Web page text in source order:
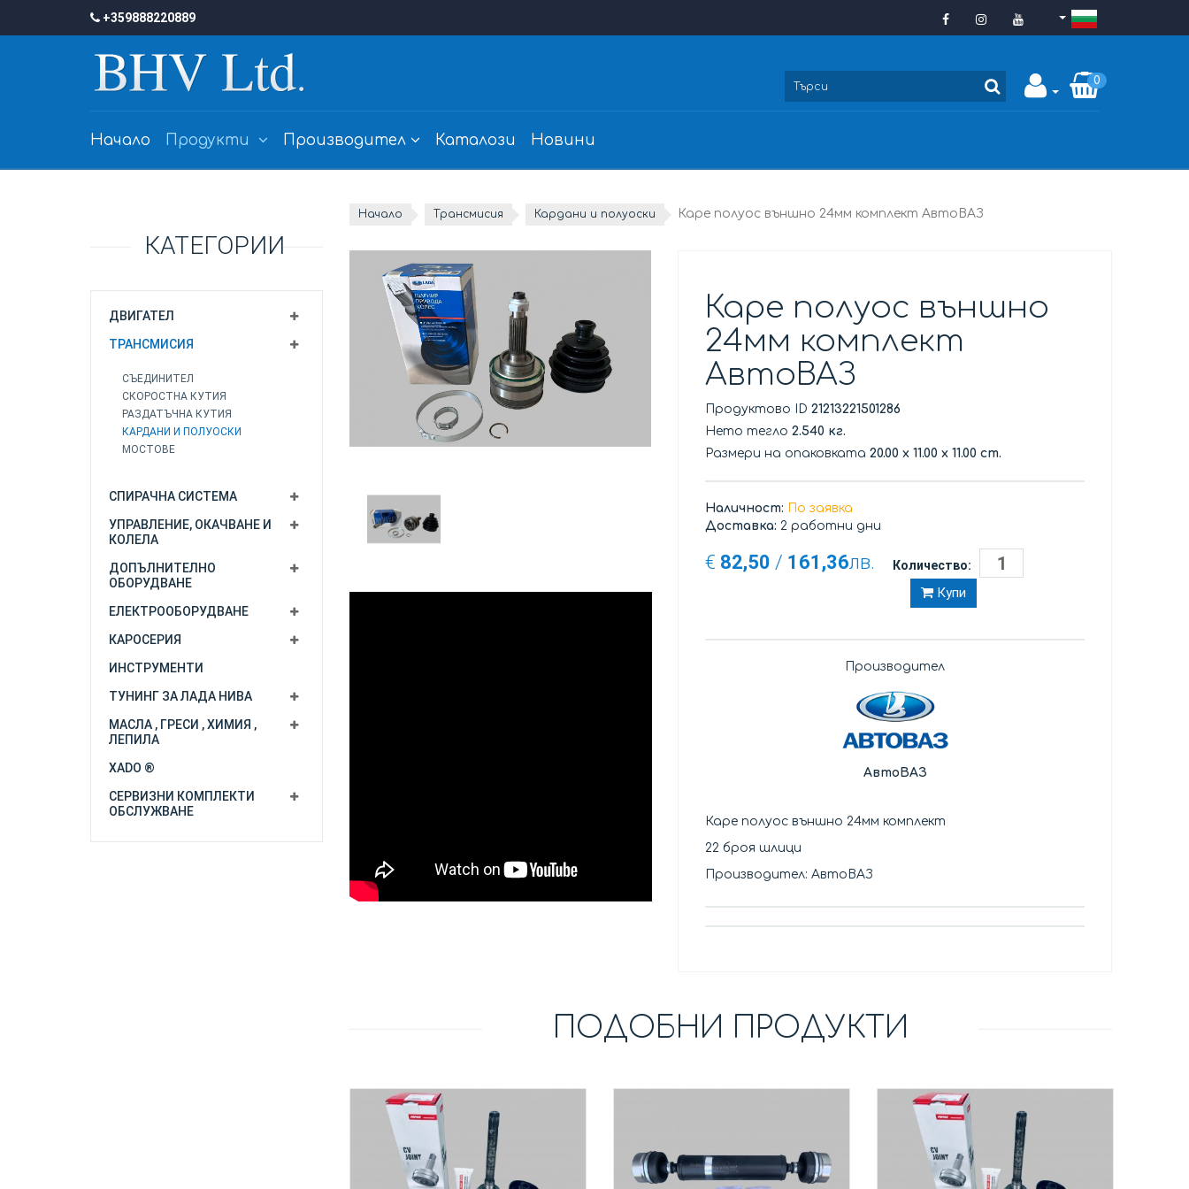
+359888220889
0
Начало Продукти Производител Каталози Новини
КАТЕГОРИИ
ДВИГАТЕЛ
ТРАНСМИСИЯ
СЪЕДИНИТЕЛ
СКОРОСТНА КУТИЯ
РАЗДАТЪЧНА КУТИЯ
КАРДАНИ И ПОЛУОСКИ
МОСТОВЕ
СПИРАЧНА СИСТЕМА
УПРАВЛЕНИЕ, ОКАЧВАНЕ И
КОЛЕЛА
ДОПЪЛНИТЕЛНО
ОБОРУДВАНЕ
ЕЛЕКТРООБОРУДВАНЕ
КАРОСЕРИЯ
ИНСТРУМЕНТИ
ТУНИНГ ЗА ЛАДА НИВА
МАСЛА , ГРЕСИ , ХИМИЯ ,
ЛЕПИЛА
XADO ®
СЕРВИЗНИ КОМПЛЕКТИ
ОБСЛУЖВАНЕ
Начало Трансмисия Кардани и полуоски Каре полуос външно 24мм комплект АвтоВАЗ
Каре полуос външно
24мм комплект
АвтоВАЗ
Продуктово ID21213221501286
Нето тегло2.540 кг.
Размери на опаковката20.00x 11.00x 11.00 cm.
Наличност: По заявка
Доставка: 2 работни дни
€ 82,50 / 161,36лв. Количество:
Купи
Производител
АвтоВАЗ
Каре полуос външно 24мм комплект
22 броя шлици
Производител: АвтоВАЗ
ПОДОБНИ ПРОДУКТИ